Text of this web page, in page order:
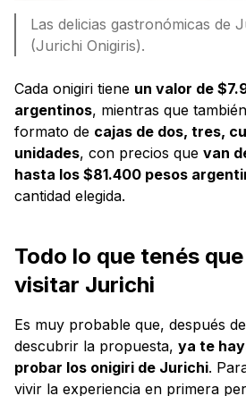
Las delicias gastronómicas de
(Jurichi Onigiris).
Cada onigiri tiene un valor de
argentinos, mientras que
formato de cajas de dos, tres,
unidades, con precios que van
hasta los $81.400 pesos
cantidad elegida.
Todo lo que tenés
visitar Jurichi
Es muy probable que, después
descubrir la propuesta, ya te
probar los onigiri de Jurichi.
vivir la experiencia en primera